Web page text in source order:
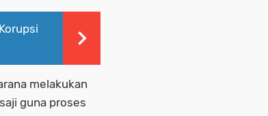
melakukan
guna proses